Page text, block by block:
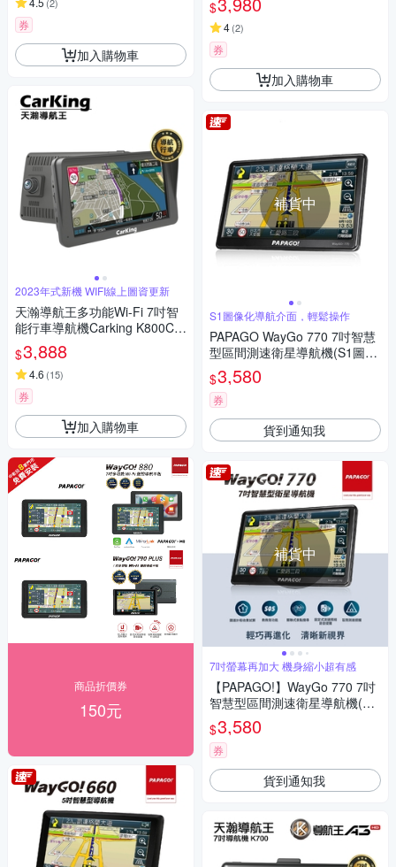
(2)
券
加入購物車
2023年式新機 WIFI線上圖資更新
天瀚導航王多功能Wi-Fi 7吋智
能行車導航機Carking K800C
送32G
$3,888
4.6 (15)
券
加入購物車
商品折價券
150元
急
$
4(2)
券
加入購物車
補貨中
S1圖像化導航介面，輕鬆操作
PAPAGO WayGo 770 7吋智慧
型區間測速衛星導航機(S1圖像
化導航介面/測速語音提醒)
$3,580
券
貨到通知我
補貨中
7吋螢幕再加大 機身縮小超有感
【PAPAGO!】WayGo 770 7吋
智慧型區間測速衛星導航機(S1
圖像化導航介面/測速語音提醒)
~急
$3,580
券
貨到通知我